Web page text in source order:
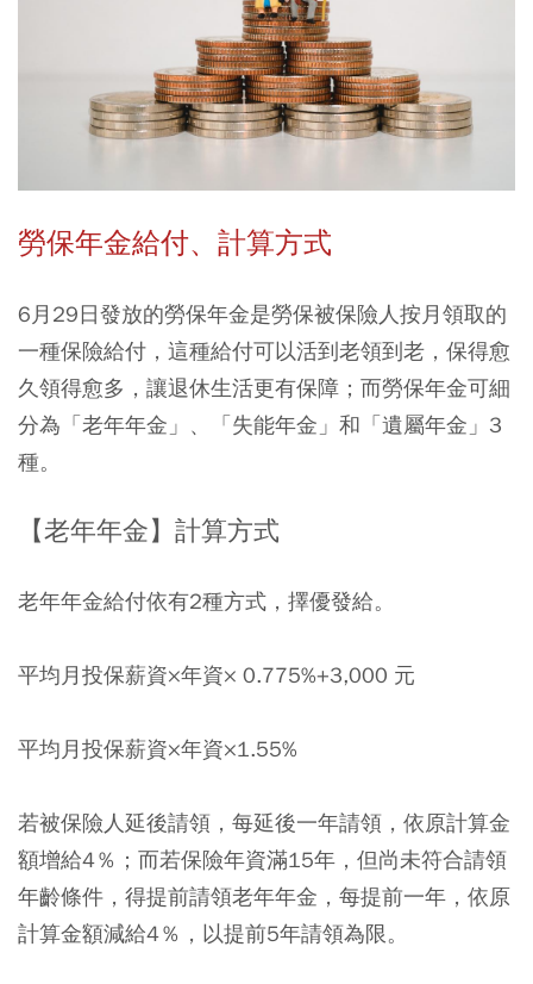
勞保年金給付、計算方式
6月29日發放的勞保年金是勞保被保險人按月領取的
一種保險給付，這種給付可以活到老領到老，保得愈
久領得愈多，讓退休生活更有保障；而勞保年金可細
分為「老年年金」、「失能年金」和「遺屬年金」3
種。
【老年年金】計算方式
老年年金給付依有2種方式，擇優發給。
平均月投保薪資×年資× 0.775%+3,000 元
平均月投保薪資×年資×1.55%
若被保險人延後請領，每延後一年請領，依原計算金
額增給4％；而若保險年資滿15年，但尚未符合請領
年齡條件，得提前請領老年年金，每提前一年，依原
計算金額減給4％，以提前5年請領為限。